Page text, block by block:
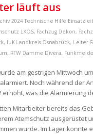
läuft aus
2024 Technische Hilfe
LKOS, Fachzug Dekon,
, IuK Landkreis Osnabrück, Leiter
, RTW Damme Divera,
am gestrigen Mittwoch
Noch während der
erhöht, was die Alarmierung
Mitarbeiter bereits das
Atemschutz ausgerüstet
wurde. Im Lager